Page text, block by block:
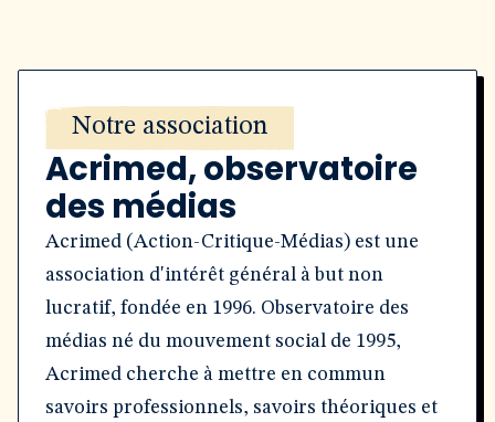
Notre association
Acrimed, observatoire
des médias
Acrimed (Action-Critique-Médias) est une
association d'intérêt général à but non
lucratif, fondée en 1996. Observatoire des
médias né du mouvement social de 1995,
Acrimed cherche à mettre en commun
savoirs professionnels, savoirs théoriques et